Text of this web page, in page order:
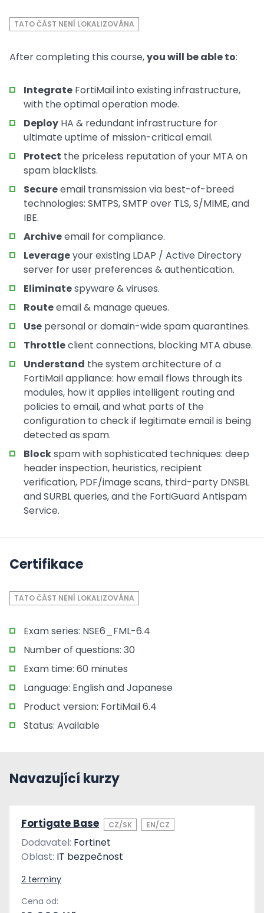
TATO ČÁST NENÍ LOKALIZOVÁNA
After completing this course,you will be able to:
Integrate FortiMail into existing infrastructure,
with the optimal operation mode.
Deploy HA & redundant infrastructure for
ultimate uptime of mission-critical email.
Protect the priceless reputation of your MTA on
spam blacklists.
Secureemail transmission via best-of-breed
technologies: SMTPS, SMTP over TLS, S/MIME, and
IBE.
Archiveemail for compliance.
Leverageyour existing LDAP / Active Directory
server for user preferences & authentication.
Eliminatespyware & viruses.
Routeemail & manage queues.
Use personal or domain-wide spam quarantines.
Throttleclient connections, blocking MTA abuse.
Understand the system architecture of a
FortiMail appliance: how email flows through its
modules, how it applies intelligent routing and
policies to email, and what parts of the
configuration to check if legitimate email is being
detected as spam.
Blockspam with sophisticated techniques: deep
header inspection, heuristics, recipient
verification, PDF/image scans, third-party DNSBL
and SURBL queries, and the FortiGuard Antispam
Service.
Certifikace
TATO ČÁST NENÍ LOKALIZOVÁNA
Exam series: NSE6_FML-6.4
Number of questions: 30
Exam time: 60 minutes
Language: English and Japanese
Product version: FortiMail 6.4
Status: Available
Navazující kurzy
Fortigate Base CZ/SK EN/CZ
Dodavatel: Fortinet
Oblast: IT bezpečnost
2 termíny
Cena od: